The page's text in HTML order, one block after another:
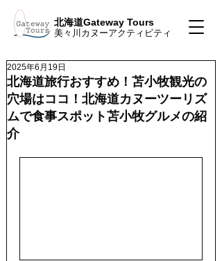
北海道Gateway Tours
美々川カヌーアクティビティ
北海道旅行おすすめ！苫小牧観光の
穴場はココ！北海道カヌーツーリズ
ムで食事スポット苫小牧グルメの紹
介
2025年6月19日